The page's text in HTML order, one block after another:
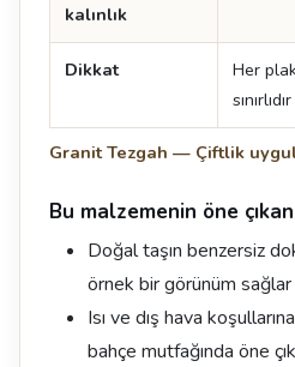
Granit Tezgah — Çiftlik
kalınlık
Dikkat
Her
sınırlıdır
Bu malzemenin öne
Doğal taşın benzersiz
örnek bir görünüm sağlar
Isı ve dış hava
bahçe mutfağında öne